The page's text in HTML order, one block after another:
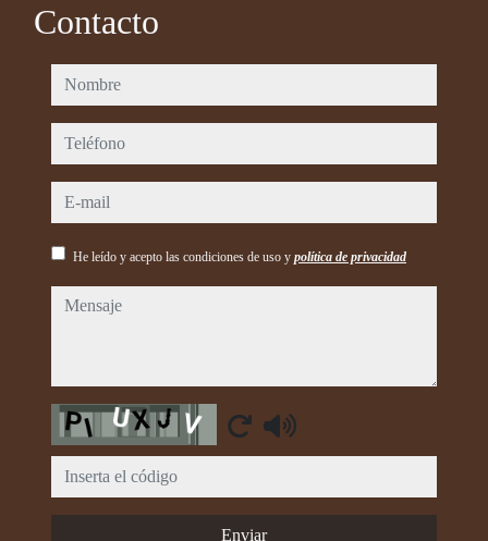
Contacto
nombre
teléfono
e-mail
He leído y acepto las condiciones de uso y política de privacidad
mensaje
Captcha
Enviar